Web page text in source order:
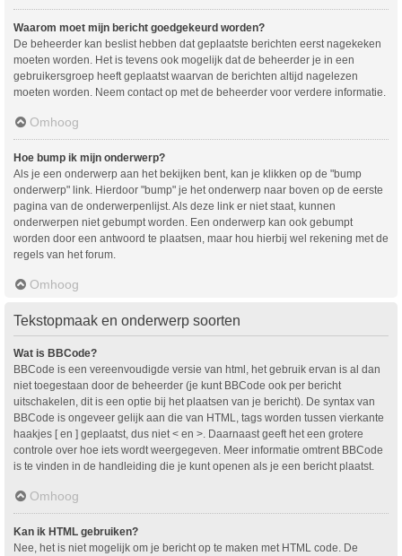
Waarom moet mijn bericht goedgekeurd worden?
De beheerder kan beslist hebben dat geplaatste berichten eerst nagekeken
moeten worden. Het is tevens ook mogelijk dat de beheerder je in een
gebruikersgroep heeft geplaatst waarvan de berichten altijd nagelezen
moeten worden. Neem contact op met de beheerder voor verdere informatie.
Omhoog
Hoe bump ik mijn onderwerp?
Als je een onderwerp aan het bekijken bent, kan je klikken op de "bump
onderwerp" link. Hierdoor "bump" je het onderwerp naar boven op de eerste
pagina van de onderwerpenlijst. Als deze link er niet staat, kunnen
onderwerpen niet gebumpt worden. Een onderwerp kan ook gebumpt
worden door een antwoord te plaatsen, maar hou hierbij wel rekening met de
regels van het forum.
Omhoog
Tekstopmaak en onderwerp soorten
Wat is BBCode?
BBCode is een vereenvoudigde versie van html, het gebruik ervan is al dan
niet toegestaan door de beheerder (je kunt BBCode ook per bericht
uitschakelen, dit is een optie bij het plaatsen van je bericht). De syntax van
BBCode is ongeveer gelijk aan die van HTML, tags worden tussen vierkante
haakjes [ en ] geplaatst, dus niet < en >. Daarnaast geeft het een grotere
controle over hoe iets wordt weergegeven. Meer informatie omtrent BBCode
is te vinden in de handleiding die je kunt openen als je een bericht plaatst.
Omhoog
Kan ik HTML gebruiken?
Nee, het is niet mogelijk om je bericht op te maken met HTML code. De